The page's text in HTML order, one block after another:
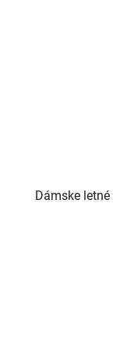
Dámske